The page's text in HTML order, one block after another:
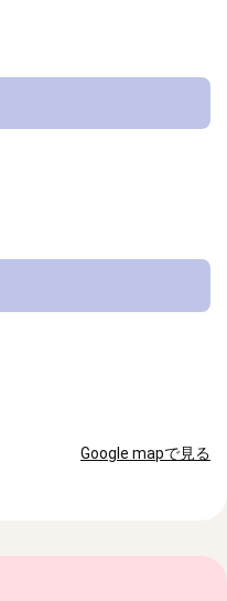
Google mapで見る